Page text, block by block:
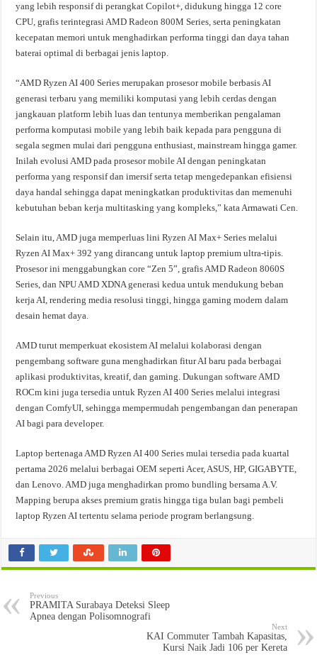
yang lebih responsif di perangkat Copilot+, didukung hingga 12 core
CPU, grafis terintegrasi AMD Radeon 800M Series, serta peningkatan
kecepatan memori untuk menghadirkan performa tinggi dan daya tahan
baterai optimal di berbagai jenis laptop.
“AMD Ryzen AI 400 Series merupakan prosesor mobile berbasis AI
generasi terbaru yang memiliki komputasi yang lebih cerdas dengan
jangkauan platform lebih luas dan tentunya memberikan pengalaman
performa komputasi mobile yang lebih baik kepada para pengguna di
segala segmen mulai dari pengguna enthusiast, mainstream hingga gamer.
Inilah evolusi AMD pada prosesor mobile AI dengan peningkatan
performa yang responsif dan imersif serta tetap mengedepankan efisiensi
daya handal sehingga dapat meningkatkan produktivitas dan memenuhi
kebutuhan beban kerja multitasking yang kompleks,” kata Armawati Cen.
Selain itu, AMD juga memperluas lini Ryzen AI Max+ Series melalui
Ryzen AI Max+ 392 yang dirancang untuk laptop premium ultra-tipis.
Prosesor ini menggabungkan core “Zen 5”, grafis AMD Radeon 8060S
Series, dan NPU AMD XDNA generasi kedua untuk mendukung beban
kerja AI, rendering media resolusi tinggi, hingga gaming modern dalam
desain hemat daya.
AMD turut memperkuat ekosistem AI melalui kolaborasi dengan
pengembang software guna menghadirkan fitur AI baru pada berbagai
aplikasi produktivitas, kreatif, dan gaming. Dukungan software AMD
ROCm kini juga tersedia untuk Ryzen AI 400 Series melalui integrasi
dengan ComfyUI, sehingga mempermudah pengembangan dan penerapan
AI bagi para developer.
Laptop bertenaga AMD Ryzen AI 400 Series mulai tersedia pada kuartal
pertama 2026 melalui berbagai OEM seperti Acer, ASUS, HP, GIGABYTE,
dan Lenovo. AMD juga menghadirkan promo bundling bersama A.V.
Mapping berupa akses premium gratis hingga tiga bulan bagi pembeli
laptop Ryzen AI tertentu selama periode program berlangsung.
Previous
PRAMITA Surabaya Deteksi Sleep
Apnea dengan Polisomnografi
Next
KAI Commuter Tambah Kapasitas,
Kursi Naik Jadi 106 per Kereta